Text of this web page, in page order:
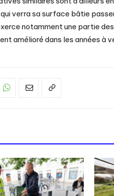
verra sa surface bâtie
notamment une partie
amélioré dans les années à